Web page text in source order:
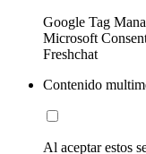
Google Tag
Microsoft
Freshchat
Contenido
Al aceptar estos